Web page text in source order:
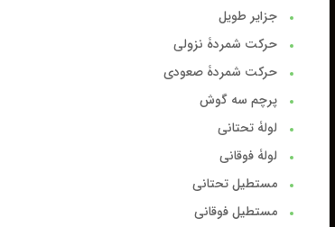
جزایر طویل
حرکت شمردۀ نزولی
حرکت شمردۀ صعودی
پرچم سه گوش
لولۀ تحتانی
لولۀ فوقانی
مستطیل تحتانی
مستطیل فوقانی